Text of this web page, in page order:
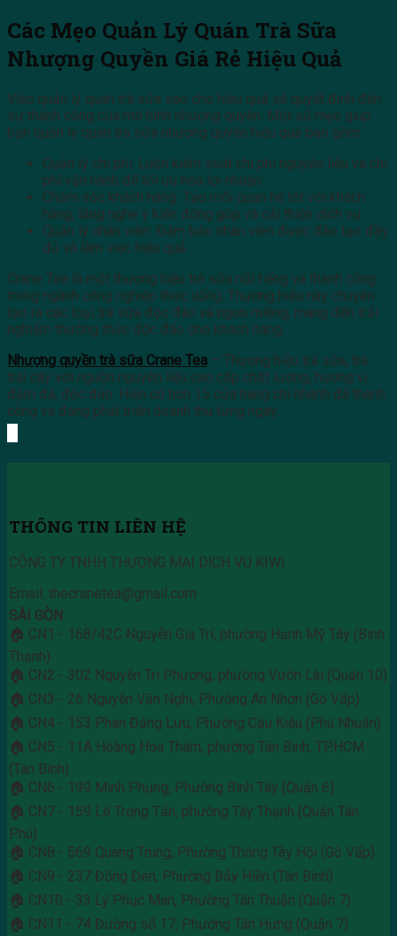
Các Mẹo Quản Lý Quán Trà Sữa
Nhượng Quyền Giá Rẻ Hiệu Quả
Việc quản lý quán trà sữa sao cho hiệu quả sẽ quyết định đến
sự thành công của mô hình nhượng quyền. Một số mẹo giúp
bạn quản lý quán trà sữa nhượng quyền hiệu quả bao gồm:
Quản lý chi phí: Luôn kiểm soát chi phí nguyên liệu và chi
phí vận hành để tối ưu hóa lợi nhuận.
Chăm sóc khách hàng: Tạo mối quan hệ tốt với khách
hàng, lắng nghe ý kiến đóng góp và cải thiện dịch vụ.
Quản lý nhân viên: Đảm bảo nhân viên được đào tạo đầy
đủ và làm việc hiệu quả.
Crane Tea là một thương hiệu trà sữa nổi tiếng và thành công
trong ngành công nghiệp thức uống. Thương hiệu này chuyên
tạo ra các loại trà sữa độc đáo và ngon miệng, mang đến trải
nghiệm thưởng thức độc đáo cho khách hàng.
Nhượng quyền trà sữa Crane Tea – Thương hiệu trà sữa, trà
trái cây với nguồn nguyên liệu cao cấp chất lượng, hương vị
đậm đà, độc đáo. Hiện có hơn 15 cửa hàng chi nhánh đã thành
công và đang phát triển doanh thu từng ngày.
THÔNG TIN LIÊN HỆ
CÔNG TY TNHH THƯƠNG MẠI DỊCH VỤ KIWI
Email: thecranetea@gmail.com
SÀI GÒN
🏠 CN1 - 168/42C Nguyễn Gia Trí, phường Hạnh Mỹ Tây (Bình
Thạnh)
🏠 CN2 - 302 Nguyễn Tri Phương, phường Vườn Lài (Quận 10)
🏠 CN3 - 26 Nguyễn Văn Nghi, Phường An Nhơn (Gò Vấp)
🏠 CN4 - 153 Phan Đăng Lưu, Phường Cầu Kiệu (Phú Nhuận)
🏠 CN5 - 11A Hoàng Hoa Thám, phường Tân Bình, TP.HCM
(Tân Bình)
🏠 CN6 - 199 Minh Phụng, Phường Bình Tây (Quận 6)
🏠 CN7 - 159 Lê Trọng Tấn, phường Tây Thạnh (Quận Tân
Phú)
🏠 CN8 - 569 Quang Trung, Phường Thông Tây Hội (Gò Vấp)
🏠 CN9 - 237 Đồng Đen, Phường Bảy Hiền (Tân Bình)
🏠 CN10 - 33 Lý Phục Man, Phường Tân Thuận (Quận 7)
🏠 CN11 - 74 Đường số 17, Phường Tân Hưng (Quận 7)